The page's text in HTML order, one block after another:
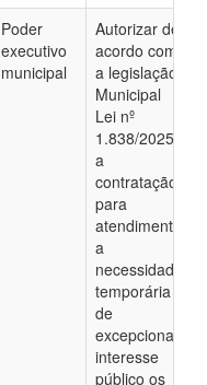
Poder
executivo
municipal
Autorizar de
acordo com
a legislação
Municipal
Lei nº
1.838/2025;
a
contratação,
para
atendimento
a
necessidade
temporária
de
excepcional
interesse
público os